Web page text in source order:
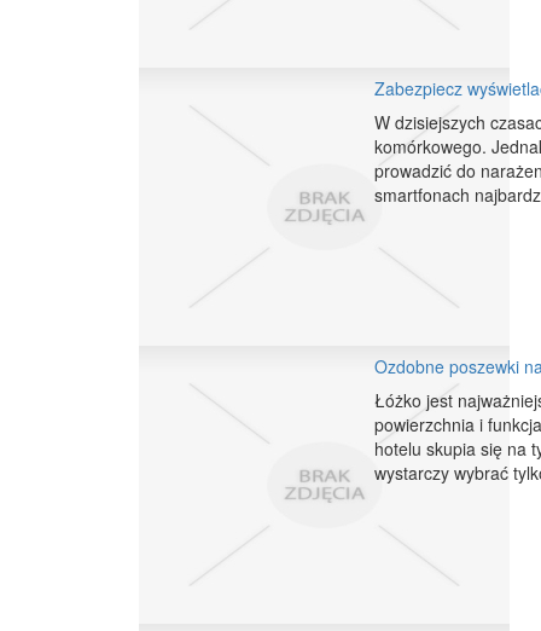
Zabezpiecz
W dzisiejszych
komórkowego.
prowadzić do
smartfonach
Ozdobne poszewki
Łóżko jest
powierzchnia i
hotelu skupia się na
wystarczy wybrać